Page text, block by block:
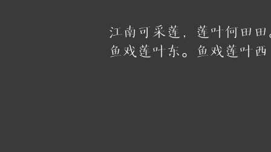
江南可采莲，莲叶何田
鱼戏莲叶东。鱼戏莲叶